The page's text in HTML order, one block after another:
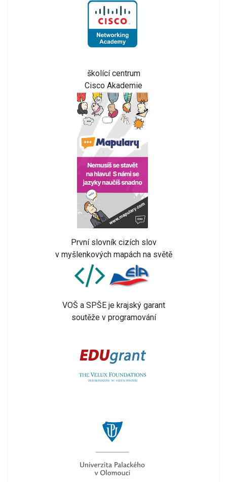
školící centrum
Cisco Akademie
První slovník cizích slov
v myšlenkových mapách na světě
VOŠ a SPŠE je krajský garant
soutěže v programování